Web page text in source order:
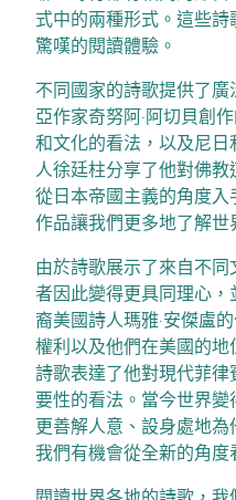
式中的兩種形式。這些
驚嘆的閱讀體驗。
不同國家的詩歌提供了廣
亞作家奇努阿·阿切貝創
和文化的看法，以及尼
人徐廷柱分享了他對佛
從日本帝國主義的角度
作品讓我們更多地了解世
由於詩歌展示了來自不
者因此變得更具同理心
裔美國詩人瑪雅·安傑盧
權利以及他們在美國的地
詩歌表達了他對現代菲
要性的看法。當今世界變
更善解人意、設身處地
我們有機會從全新的角度